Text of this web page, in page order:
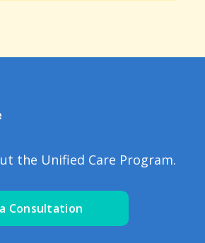
the Unified Care Program.
Consultation